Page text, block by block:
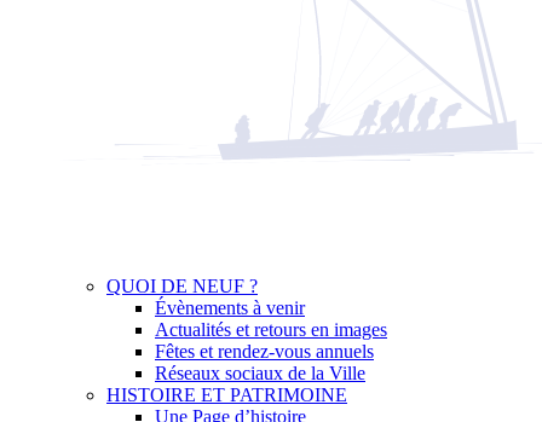
QUOI DE NEUF ?
Évènements à venir
Actualités et retours en images
Fêtes et rendez-vous annuels
Réseaux sociaux de la Ville
HISTOIRE ET PATRIMOINE
Une Page d’histoire